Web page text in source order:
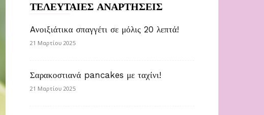
ΤΕΛΕΥΤΑΙΕΣ ΑΝΑΡΤΗΣΕΙΣ
Aνοιξιάτικα σπαγγέτι σε μόλις 20 λεπτά!
21 Μαρτίου 2025
Σαρακοστιανά pancakes με ταχίνι!
21 Μαρτίου 2025